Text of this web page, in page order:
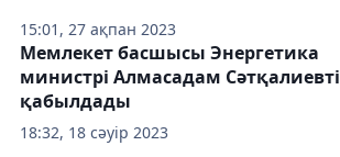
15:01, 27 ақпан 2023
18:32, 18 сәуір 2023
Мемлекет басшысы Энергетика
министрі Алмасадам Сәтқалиевті
қабылдады